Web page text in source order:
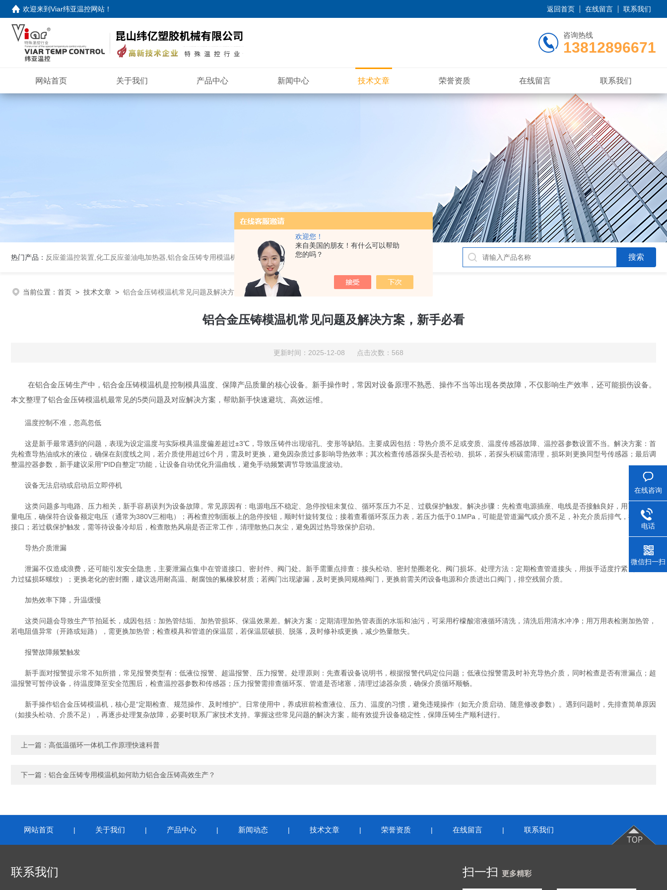
欢迎您！
来自美国的朋友！有什么可以帮助
您的吗？
欢迎来到Viar纬亚温控网站 ！ 返回首页 在线留言 联系我们
咨询热线
13812896671
网站首页 关于我们 产品中心 新闻中心 技术文章 荣誉资质 在线留言 联系我们
热门产品： 反应釜温控装置,化工反应釜油电加热器,铝合金压铸专用模温机
当前位置： 首页 > 技术文章 > 铝合金压铸模温机常见问题及解决方案，新手必看
铝合金压铸模温机常见问题及解决方案，新手必看
更新时间：2025-12-08 点击次数：568
在铝合金压铸生产中，铝合金压铸模温机是控制模具温度、保障产品质量的核心设备。新手操作时，常因对设备原理不熟悉、操作不当等出现各类故障，不仅影响生产效率，还可能损伤设备。
本文整理了铝合金压铸模温机最常见的5类问题及对应解决方案，帮助新手快速避坑、高效运维。
温度控制不准，忽高忽低
这是新手最常遇到的问题，表现为设定温度与实际模具温度偏差超过±3℃，导致压铸件出现缩孔、变形等缺陷。主要成因包括：导热介质不足或变质、温度传感器故障、温控器参数设置不当。解决方案：首
先检查导热油或水的液位，确保在刻度线之间，若介质使用超过6个月，需及时更换，避免因杂质过多影响导热效率；其次检查传感器探头是否松动、损坏，若探头积碳需清理，损坏则更换同型号传感器；最后调
整温控器参数，新手建议采用“PID自整定”功能，让设备自动优化升温曲线，避免手动频繁调节导致温度波动。
设备无法启动或启动后立即停机
这类问题多与电路、压力相关，新手容易误判为设备故障。常见原因有：电源电压不稳定、急停按钮未复位、循环泵压力不足、过载保护触发。解决步骤：先检查电源插座、电线是否接触良好，用万用表测
量电压，确保符合设备额定电压（通常为380V三相电）；再检查控制面板上的急停按钮，顺时针旋转复位；接着查看循环泵压力表，若压力低于0.1MPa，可能是管道漏气或介质不足，补充介质后排气，拧紧管道
接口；若过载保护触发，需等待设备冷却后，检查散热风扇是否正常工作，清理散热口灰尘，避免因过热导致保护启动。
导热介质泄漏
泄漏不仅造成浪费，还可能引发安全隐患，主要泄漏点集中在管道接口、密封件、阀门处。新手需重点排查：接头松动、密封垫圈老化、阀门损坏。处理方法：定期检查管道接头，用扳手适度拧紧（避免用
力过猛损坏螺纹）；更换老化的密封圈，建议选用耐高温、耐腐蚀的氟橡胶材质；若阀门出现渗漏，及时更换同规格阀门，更换前需关闭设备电源和介质进出口阀门，排空残留介质。
加热效率下降，升温缓慢
这类问题会导致生产节拍延长，成因包括：加热管结垢、加热管损坏、保温效果差。解决方案：定期清理加热管表面的水垢和油污，可采用柠檬酸溶液循环清洗，清洗后用清水冲净；用万用表检测加热管，
若电阻值异常（开路或短路），需更换加热管；检查模具和管道的保温层，若保温层破损、脱落，及时修补或更换，减少热量散失。
报警故障频繁触发
新手面对报警提示常不知所措，常见报警类型有：低液位报警、超温报警、压力报警。处理原则：先查看设备说明书，根据报警代码定位问题；低液位报警需及时补充导热介质，同时检查是否有泄漏点；超
温报警可暂停设备，待温度降至安全范围后，检查温控器参数和传感器；压力报警需排查循环泵、管道是否堵塞，清理过滤器杂质，确保介质循环顺畅。
新手操作铝合金压铸模温机，核心是“定期检查、规范操作、及时维护”。日常使用中，养成班前检查液位、压力、温度的习惯，避免违规操作（如无介质启动、随意修改参数）。遇到问题时，先排查简单原因
（如接头松动、介质不足），再逐步处理复杂故障，必要时联系厂家技术支持。掌握这些常见问题的解决方案，能有效提升设备稳定性，保障压铸生产顺利进行。
上一篇： 高低温循环一体机工作原理快速科普
下一篇： 铝合金压铸专用模温机如何助力铝合金压铸高效生产？
网站首页 | 关于我们 | 产品中心 | 新闻动态 | 技术文章 | 荣誉资质 | 在线留言 | 联系我们
联系我们 扫一扫 更多精彩
在线咨询
电话
微信扫一扫